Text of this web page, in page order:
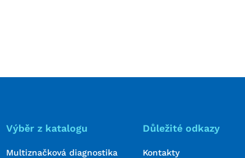
Výběr z katalogu
Multiznačková diagnostika
Důležité odkazy
Kontakty